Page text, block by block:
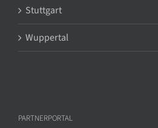
Stuttgart
Wuppertal
PARTNERPORTAL